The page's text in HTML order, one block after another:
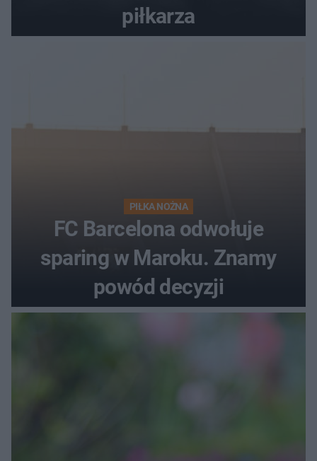
piłkarza
PIŁKA NOŻNA
FC Barcelona odwołuje
sparing w Maroku. Znamy
powód decyzji